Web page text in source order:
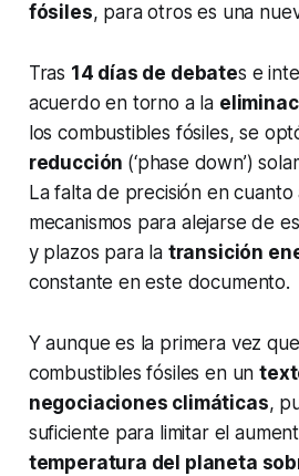
fósiles, para otros es una
Tras 14 días de debates e
acuerdo en torno a la
los combustibles fósiles, se
reducción (‘phase down’)
La falta de precisión en cuanto
mecanismos para alejarse de
y plazos para la transición
constante en este documento.
Y aunque es la primera vez
combustibles fósiles en un
negociaciones climáticas,
suficiente para limitar el
temperatura del planeta